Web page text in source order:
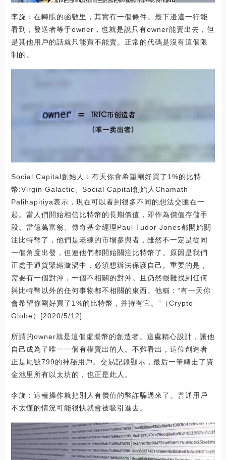
李旋：在轉賬的函數里，其實有一個條件。最下邊這一行能
看到，發送者等于owner，也就是說只有owner能賣出去，但
是其他用戶的話就只能買不能賣。正常的代碼是沒有這個限
制的。
Social Capital創始人：有天你會希望剛好買了1%的比特
幣:Virgin Galactic、Social Capital創始人Chamath
Palihapitiya表示，現在可以看到很多不同的想法交匯在一
起。當人們開始相信比特幣的長期價值，即作為價值存儲手
段。當億萬富翁、傳奇基金經理Paul Tudor Jones都開始關
注比特幣了，他們是老練的市場參與者，雖然不一定是從同
一個角度出發，但連他們都開始關注比特幣了。原因是我們
正處于通貨緊縮漩渦中，必須想辦法保護自己。重要的是，
需要有一個對沖，一個不相關的對沖。且仍然很難找到任何
與比特幣以外的任何事物都不相關的東西。他稱：“有一天你
會希望你剛好買了1%的比特幣，并持有它。”（Crypto
Globe）[2020/5/12]
所謂的owner就是這個虛擬幣的創造者。這處精心設計，讓他
自己成為了唯一一個有權賣出的人。不難看出，這位創造者
正是尾號799的神秘用戶。交易記錄顯示，最后一筆轉走了資
金池里所有以太坊的，也正是此人。
李旋：這種操作就把別人有價值的幣詐騙過來了。普通用戶
不太懂的情況可能很快就會被吸引進去。